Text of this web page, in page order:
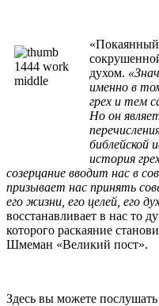
духом.
именно в
грех и тем
Но он
библейской
история
созерцание вводит нас в
призывает нас принять
его жизни, его целей, его
восстанавливает в нас то
которого раскаяние
Шмеман «Великий пост».
Здесь вы можете